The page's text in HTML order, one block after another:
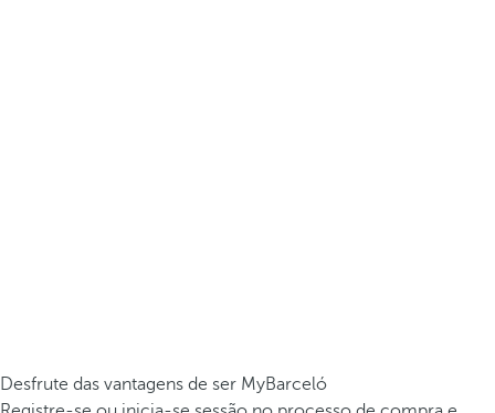
Desfrute das vantagens de ser MyBarceló